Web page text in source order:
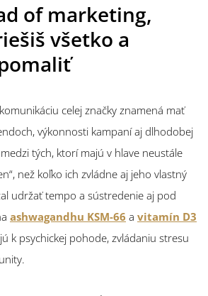
of marketing,
všetko a
celej značky znamená mať
výkonnosti kampaní aj dlhodobej
tých, ktorí majú v hlave neustále
než koľko ich zvládne aj jeho vlastný
udržať tempo a sústredenie aj pod
ashwagandhu KSM-66 a vitamín D3
k psychickej pohode, zvládaniu stresu